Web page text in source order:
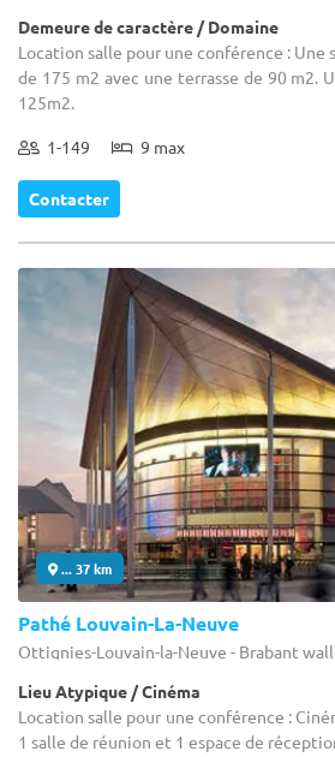
Demeure de caractère / Domaine
Location salle pour une conférence : Une
de 175 m2 avec une terrasse de 90 m2.
125m2.
1-149 9 max
Contacter
... 37 km
Pathé Louvain-La-Neuve
Ottignies-Louvain-la-Neuve - Brabant
Lieu Atypique / Cinéma
Location salle pour une conférence :
1 salle de réunion et 1 espace de